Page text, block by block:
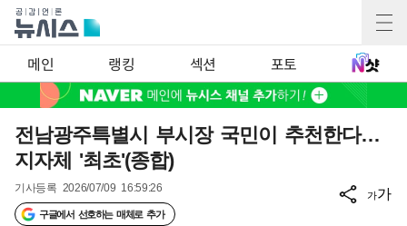
메인 랭킹 섹션 포토
전남광주특별시 부시장 국민이 추천한다…
지자체 '최초'(종합)
기사등록 2026/07/09 16:59:26
구글에서 선호하는 매체로 추가
가가